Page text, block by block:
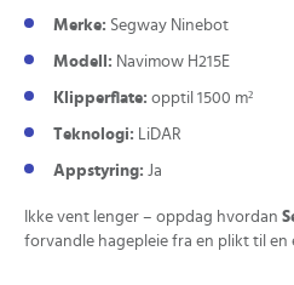
Merke: Segway Ninebot
Modell: Navimow H215E
Klipperflate: opptil 1500 m²
Teknologi: LiDAR
Appstyring: Ja
Ikke vent lenger – oppdag hvordan
forvandle hagepleie fra en plikt til